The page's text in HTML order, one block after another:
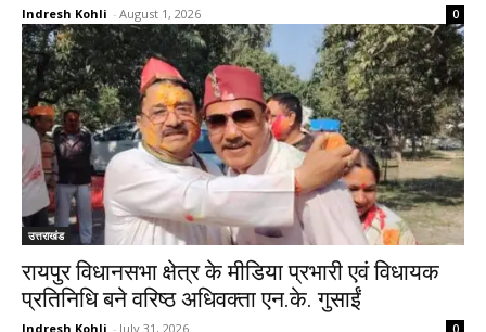
Indresh Kohli - August 1, 2026 0
उत्तराखंड
रायपुर विधानसभा क्षेत्र के मीडिया प्रभारी एवं विधायक
प्रतिनिधि बने वरिष्ठ अधिवक्ता एन.के. गुसाईं
Indresh Kohli - July 31, 2026 0